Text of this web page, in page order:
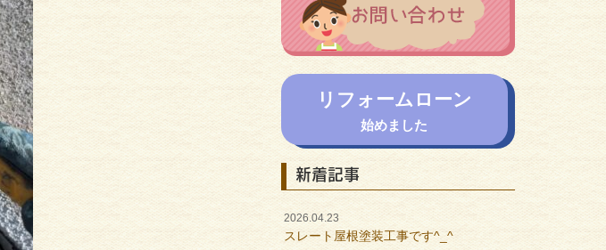
リフォームローン
始めました
新着記事
2026.04.23
スレート屋根塗装工事です^_^